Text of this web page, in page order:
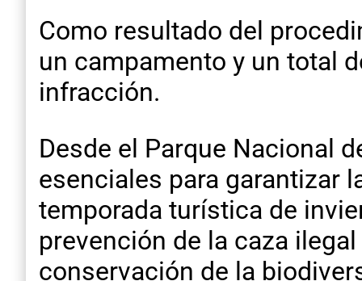
Como resultado del
un campamento y un total
infracción.
Desde el Parque Nacional
esenciales para garantizar
temporada turística de
prevención de la caza
conservación de la